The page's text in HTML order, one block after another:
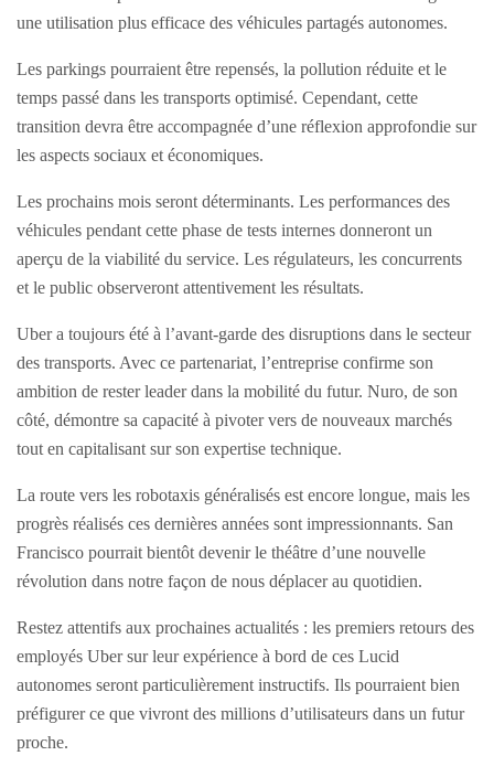
une utilisation plus efficace des véhicules partagés autonomes.
Les parkings pourraient être repensés, la pollution réduite et le
temps passé dans les transports optimisé. Cependant, cette
transition devra être accompagnée d’une réflexion approfondie sur
les aspects sociaux et économiques.
Les prochains mois seront déterminants. Les performances des
véhicules pendant cette phase de tests internes donneront un
aperçu de la viabilité du service. Les régulateurs, les concurrents
et le public observeront attentivement les résultats.
Uber a toujours été à l’avant-garde des disruptions dans le secteur
des transports. Avec ce partenariat, l’entreprise confirme son
ambition de rester leader dans la mobilité du futur. Nuro, de son
côté, démontre sa capacité à pivoter vers de nouveaux marchés
tout en capitalisant sur son expertise technique.
La route vers les robotaxis généralisés est encore longue, mais les
progrès réalisés ces dernières années sont impressionnants. San
Francisco pourrait bientôt devenir le théâtre d’une nouvelle
révolution dans notre façon de nous déplacer au quotidien.
Restez attentifs aux prochaines actualités : les premiers retours des
employés Uber sur leur expérience à bord de ces Lucid
autonomes seront particulièrement instructifs. Ils pourraient bien
préfigurer ce que vivront des millions d’utilisateurs dans un futur
proche.